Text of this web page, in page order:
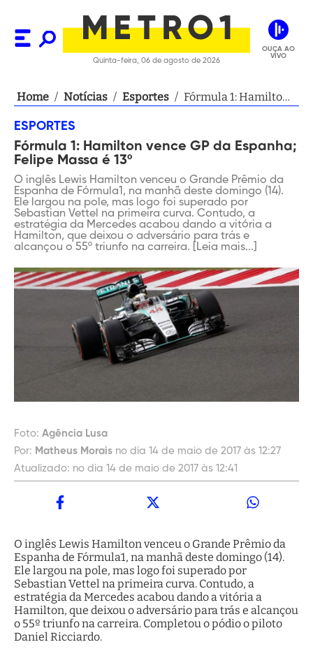
Quinta-feira, 06 de agosto de 2026
OUÇA AO
VIVO
Home / Notícias / Esportes / Fórmula 1: Hamilton
Massa é 13º
ESPORTES
Fórmula 1: Hamilton vence GP da Espanha;
Felipe Massa é 13º
O inglês Lewis Hamilton venceu o Grande Prêmio da
Espanha de Fórmula1, na manhã deste domingo (14).
Ele largou na pole, mas logo foi superado por
Sebastian Vettel na primeira curva. Contudo, a
estratégia da Mercedes acabou dando a vitória a
Hamilton, que deixou o adversário para trás e
alcançou o 55º triunfo na carreira. [Leia mais...]
Foto: Agência Lusa
Por: Matheus Morais no dia 14 de maio de 2017 às 12:27
Atualizado: no dia 14 de maio de 2017 às 12:41
O inglês Lewis Hamilton venceu o Grande Prêmio da
Espanha de Fórmula1, na manhã deste domingo (14).
Ele largou na pole, mas logo foi superado por
Sebastian Vettel na primeira curva. Contudo, a
estratégia da Mercedes acabou dando a vitória a
Hamilton, que deixou o adversário para trás e alcançou
o 55º triunfo na carreira. Completou o pódio o piloto
Daniel Ricciardo.